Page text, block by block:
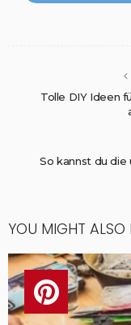
Tolle DIY Ideen
So kannst du
YOU MIGHT ALSO